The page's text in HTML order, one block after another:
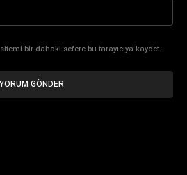
bir dahaki sefere bu tarayıcıya kaydet.